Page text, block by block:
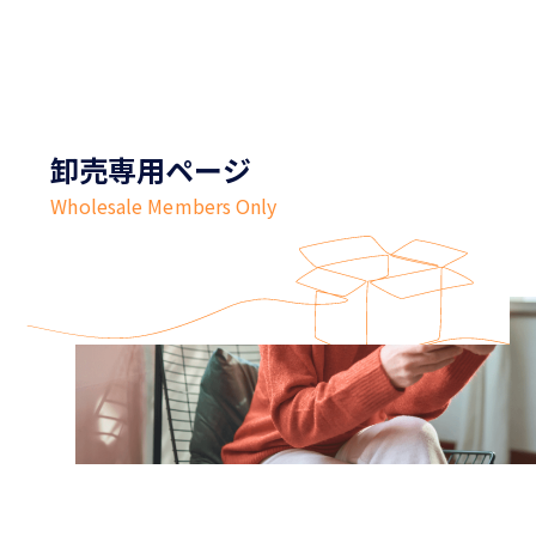
卸売専用ページ
Wholesale Members Only